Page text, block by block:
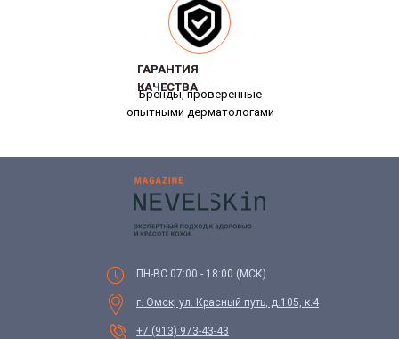
Бренды, проверенные
опытными дерматологами
ГАРАНТИЯ
КАЧЕСТВА
ГАРАНТИЯ
КАЧЕСТВА
г. Омск, ул. Красный путь, д.105, к.4
+7 (913) 973-43-43
ПН-ВС 07:00 - 18:00 (МСК)